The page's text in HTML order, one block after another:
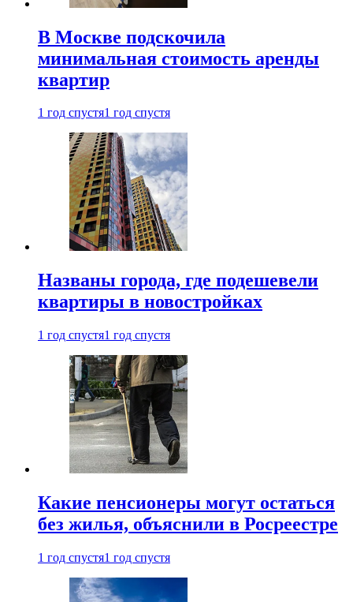
В Москве подскочила
минимальная стоимость аренды
квартир
1 год спустя1 год спустя
Названы города, где подешевели
квартиры в новостройках
1 год спустя1 год спустя
Какие пенсионеры могут остаться
без жилья, объяснили в Росреестре
1 год спустя1 год спустя